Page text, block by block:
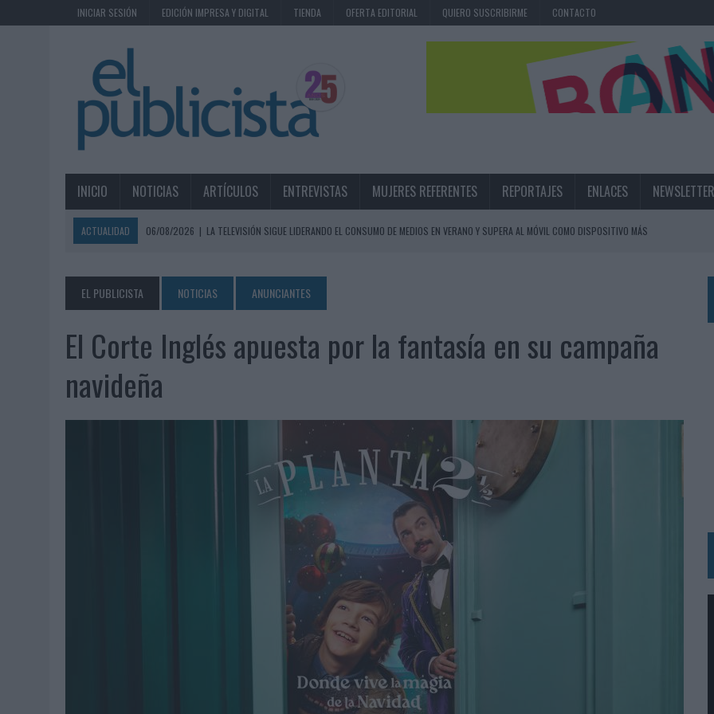
INICIAR SESIÓN EDICIÓN IMPRESA Y DIGITAL TIENDA OFERTA EDITORIAL QUIERO SUSCRIBIRME CONTACTO
INICIO NOTICIAS ARTÍCULOS ENTREVISTAS MUJERES REFERENTES REPORTAJES ENLACES NEWSLETTER
ACTUALIDAD 06/08/2026 | LA TELEVISIÓN SIGUE LIDERANDO EL CONSUMO DE MEDIOS EN VERANO Y SUPERA AL MÓVIL COMO DISPOSITIVO MÁS
06/08/2026 | SYSTEM1 NOMBRA A KIMBERLY BASTONI COMO NUEVA DIRECTORA COMERCIAL GLOBAL
06/08/2026
|
FRIGO Y UNIQLO LANZAN UNA COLECCIÓN PERSONALIZABLE INSPIRADA EN CORNETTO, CALIPPO Y SOLERO
06/08/2026
| LA IA ESTÁ SUBIENDO EL LISTÓN DE LA CREATIVIDAD
05/08/2026 |
BEON WORLDWIDE LANZA RAÍZ URBANA PARA TRANSFORMAR EL PATRIMONIO HISTÓRICO EN ACTIVOS CULTURALES Y ECONÓMICOS
LOPESAN HOTELS & RESORTS ACERCA EL PARAÍSO CANARIO EN SU ÚLTIMA CAMPAÑA INTERNACIONAL
LUIS ARQUILLOS (BURGO DE ARIAS): “LA CONSTRUCCIÓN DE MARCA A LARGO PLAZO Y LA MEDICIÓN SON DOS CARAS DE LA MISMA
‘EL PARAÍSO MÁS CERCA’, DE 22GRADOS PARA LOPESAN HOTELS & RESORTS
‘LA ÚNICA CERVEZA DEL MUNDO QUE SE DISFRUTA DOS VECES’, DE INUSUALY PARA CERVEZA CAPAZ
‘EL FÚTBOL SIN LAS PERSONAS’, DE DENTSU CREATIVE PARA ORANGE
CAPAZ, LA CERVEZA QUE CONVIERTE CADA BOTELLA EN UNA OPORTUNIDAD DE INCLUSIÓN
BABARIA Y MAXIBON SON ‘EL MATCH PERFECTO DEL VERANO’
AUDIBLE REIVINDICA EL PODER TRANSFORMADOR DEL AUDIO EN SU NUEVA CAMPAÑA GLOBAL DE MARCA
‘VUELVE EL FÚTBOL. VUELVE A SOÑAR’, DE VML PARA MOVISTAR
MOVISTAR APELA A LA ILUSIÓN DE LAS AFICIONES PARA EL REGRESO DEL FÚTBOL
EL PUBLICISTA NOTICIAS ANUNCIANTES
El Corte Inglés apuesta por la fantasía en su campaña
navideña